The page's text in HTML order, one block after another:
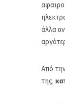
άλλα
Από
της,